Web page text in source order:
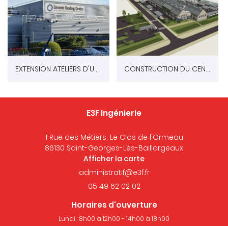
EXTENSION ATELIERS D'UN BATIMENT INDUSTRIEL A CHATELLERAULT (86) CONSTRUCTION DU CENTRE TECHNIQUE MUNICIPAL DE GRIGNY (91)
E3F Ingénierie
1 Rue des Métiers, Le Clos de l'Ormeau
86130 Saint-Georges-Lès-Baillargeaux
Afficher la carte
05 49 62 02 02
Horaires d'ouverture
Lundi : 8h00 à 12h00 - 14h00 à 18h00